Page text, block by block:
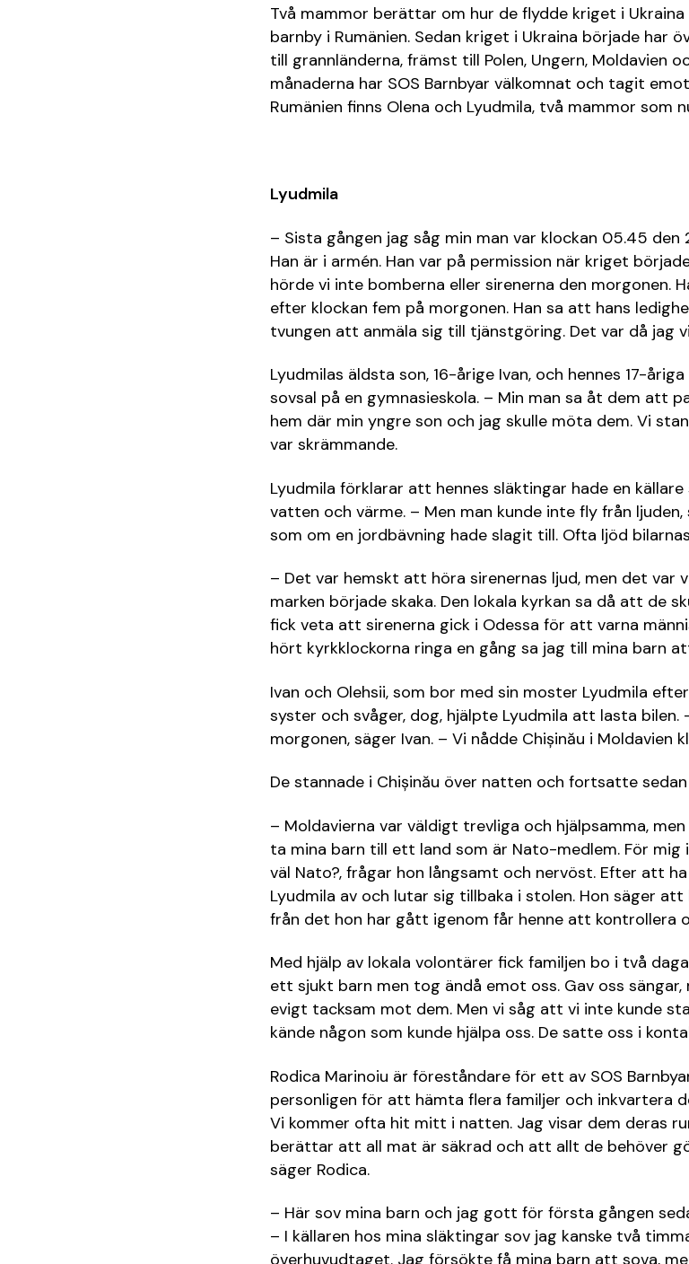
Två mammor berättar om hur de flydde kriget i
barnby i Rumänien. Sedan kriget i Ukraina började har
till grannländerna, främst till Polen, Ungern, Moldavien
månaderna har SOS Barnbyar välkomnat och tagit
Rumänien finns Olena och Lyudmila, två mammor som
Lyudmila
– Sista gången jag såg min man var klockan 05.45 den
Han är i armén. Han var på permission när kriget
hörde vi inte bomberna eller sirenerna den morgonen.
efter klockan fem på morgonen. Han sa att hans
tvungen att anmäla sig till tjänstgöring. Det var då jag
Lyudmilas äldsta son, 16-årige Ivan, och hennes 17-
sovsal på en gymnasieskola. – Min man sa åt dem att
hem där min yngre son och jag skulle möta dem. Vi
var skrämmande.
Lyudmila förklarar att hennes släktingar hade en
vatten och värme. – Men man kunde inte fly från
som om en jordbävning hade slagit till. Ofta ljöd
– Det var hemskt att höra sirenernas ljud, men det var
marken började skaka. Den lokala kyrkan sa då att de
fick veta att sirenerna gick i Odessa för att varna
hört kyrkklockorna ringa en gång sa jag till mina barn
Ivan och Olehsii, som bor med sin moster Lyudmila
syster och svåger, dog, hjälpte Lyudmila att lasta bilen.
morgonen, säger Ivan. – Vi nådde Chișinău i Moldavien
De stannade i Chișinău över natten och fortsatte sedan
– Moldavierna var väldigt trevliga och hjälpsamma,
ta mina barn till ett land som är Nato-medlem. För mig
väl Nato?, frågar hon långsamt och nervöst. Efter att
Lyudmila av och lutar sig tillbaka i stolen. Hon säger
från det hon har gått igenom får henne att kontrollera
Med hjälp av lokala volontärer fick familjen bo i två
ett sjukt barn men tog ändå emot oss. Gav oss
evigt tacksam mot dem. Men vi såg att vi inte kunde
kände någon som kunde hjälpa oss. De satte oss i
Rodica Marinoiu är föreståndare för ett av SOS
personligen för att hämta flera familjer och inkvartera
Vi kommer ofta hit mitt i natten. Jag visar dem deras
berättar att all mat är säkrad och att allt de behöver
säger Rodica.
– Här sov mina barn och jag gott för första gången
– I källaren hos mina släktingar sov jag kanske två